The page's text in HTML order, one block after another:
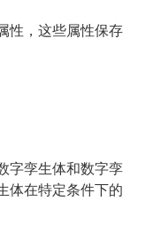
性，这些属性保存
字孪生体和数字孪
体在特定条件下的